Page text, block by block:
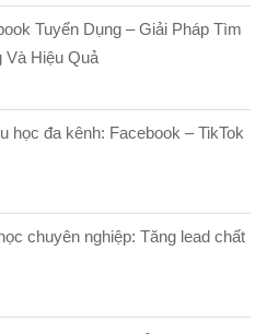
Tuyển Dụng – Giải Pháp Tìm
Và Hiệu Quả
học đa kênh: Facebook – TikTok
chuyên nghiệp: Tăng lead chất